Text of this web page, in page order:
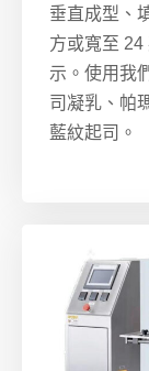
垂直成型、
方或寬至
示。使用我
司凝乳、帕
藍紋起司。